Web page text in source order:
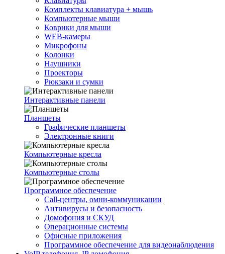
Комплекты клавиатура + мышь
Компьютерные мыши
Коврики для мыши
WEB-камеры
Микрофоны
Колонки
Наушники
Проекторы
Рюкзаки и сумки
Интерактивные панели
Планшеты
Графические планшеты
Электронные книги
Компьютерные кресла
Компьютерные столы
Программное обеспечение
Call-центры, омни-коммуникации
Антивирусы и безопасность
Домофония и СКУД
Операционные системы
Офисные приложения
Программное обеспечение для видеонаблюдения